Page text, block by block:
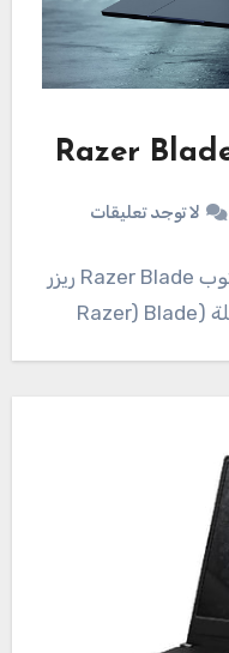
لا توجد تعليقات
Reading Time: < 1 minuteلابتوب Razer Blade ريزر